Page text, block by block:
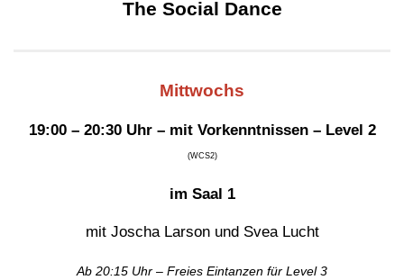
The Social Dance
Mittwochs
19:00 – 20:30 Uhr – mit Vorkenntnissen – Level 2
(WCS2)
im Saal 1
mit Joscha Larson und Svea Lucht
Ab 20:15 Uhr – Freies Eintanzen für Level 3